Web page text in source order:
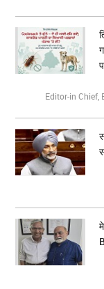
Editor-in Chief,